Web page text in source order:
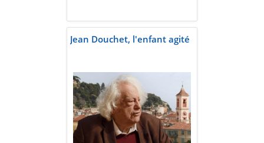
Jean Douchet, l'enfant agité